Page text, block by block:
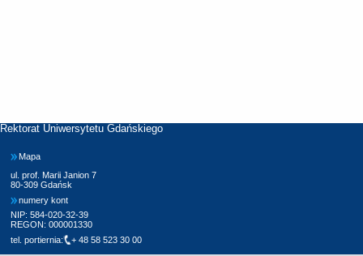
Rektorat Uniwersytetu Gdańskiego
Mapa
ul. prof. Marii Janion 7
80-309 Gdańsk
numery kont
NIP: 584-020-32-39
REGON: 000001330
tel. portiernia:
+ 48 58 523 30 00